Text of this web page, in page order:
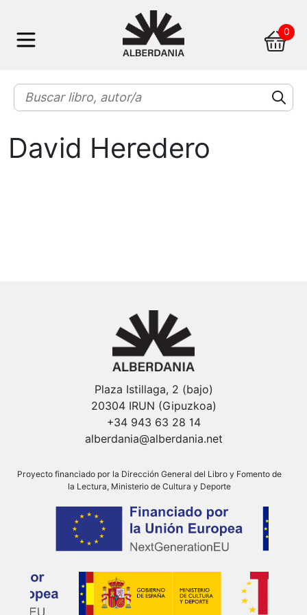
0
David Heredero
Plaza Istillaga, 2 (bajo)
20304 IRUN (Gipuzkoa)
+34 943 63 28 14
alberdania@alberdania.net
Proyecto financiado por la Dirección General del Libro y Fomento de
la Lectura, Ministerio de Cultura y Deporte